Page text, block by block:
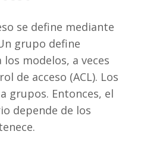
se define mediante
grupo define
modelos, a veces
de acceso (ACL). Los
grupos. Entonces, el
depende de los